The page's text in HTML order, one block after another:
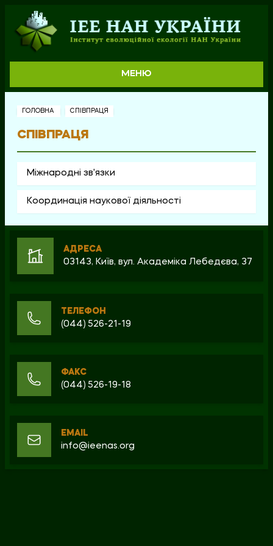
МЕНЮ
ГОЛОВНА СПІВПРАЦЯ
СПІВПРАЦЯ
Міжнародні зв'язки
Координація наукової діяльності
АДРЕСА
03143, Київ, вул. Академіка Лебедєва, 37
ТЕЛЕФОН
(044) 526-21-19
ФАКС
(044) 526-19-18
EMAIL
info@ieenas.org